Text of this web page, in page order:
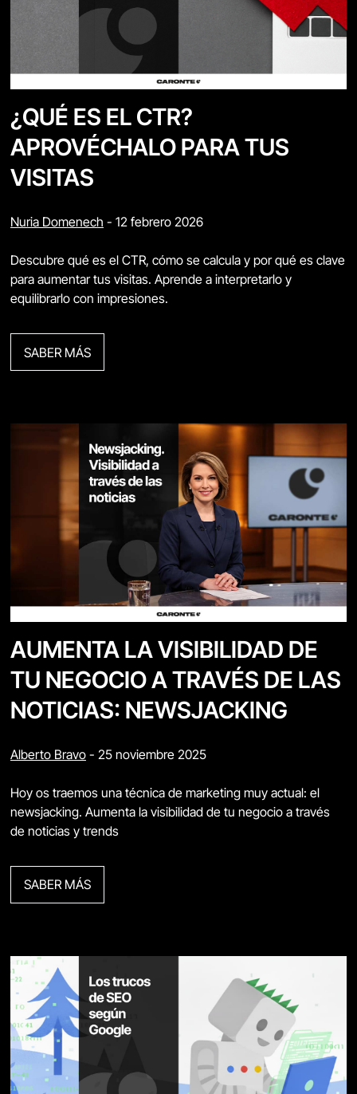
¿QUÉ ES EL CTR?
APROVÉCHALO PARA TUS
VISITAS
Nuria Domenech - 12 febrero 2026
Descubre qué es el CTR, cómo se calcula y por qué es clave
para aumentar tus visitas. Aprende a interpretarlo y
equilibrarlo con impresiones.
SABER MÁS
AUMENTA LA VISIBILIDAD DE
TU NEGOCIO A TRAVÉS DE LAS
NOTICIAS: NEWSJACKING
Alberto Bravo - 25 noviembre 2025
Hoy os traemos una técnica de marketing muy actual: el
newsjacking. Aumenta la visibilidad de tu negocio a través
de noticias y trends
SABER MÁS